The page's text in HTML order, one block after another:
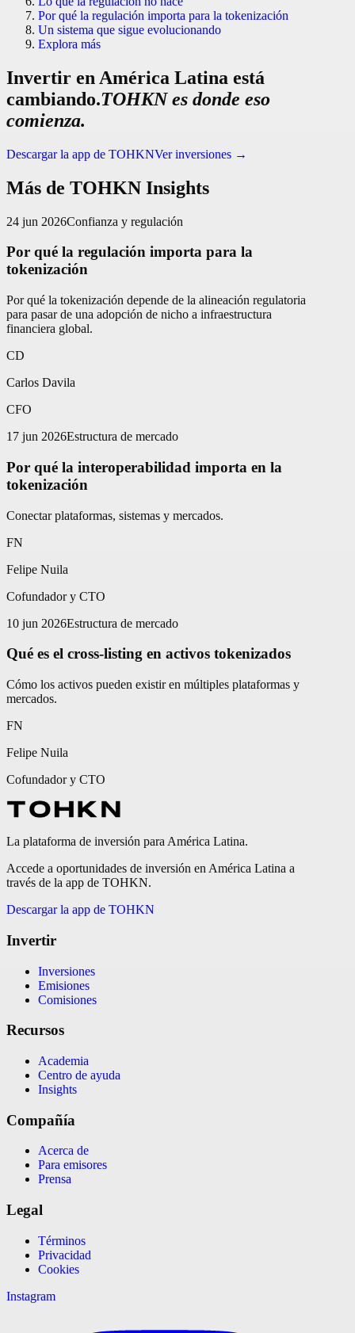
Por qué la regulación importa para la tokenización
Un sistema que sigue evolucionando
Explora más
Invertir en América Latina está
cambiando.TOHKN es donde eso
comienza.
Descargar la app de TOHKNVer inversiones →
Más de TOHKN Insights
24 jun 2026Confianza y regulación
Por qué la regulación importa para la
tokenización
Por qué la tokenización depende de la alineación regulatoria
para pasar de una adopción de nicho a infraestructura
financiera global.
CD
Carlos Davila
CFO
17 jun 2026Estructura de mercado
Por qué la interoperabilidad importa en la
tokenización
Conectar plataformas, sistemas y mercados.
FN
Felipe Nuila
Cofundador y CTO
10 jun 2026Estructura de mercado
Qué es el cross-listing en activos tokenizados
Cómo los activos pueden existir en múltiples plataformas y
mercados.
FN
Felipe Nuila
Cofundador y CTO
La plataforma de inversión para América Latina.
Accede a oportunidades de inversión en América Latina a
través de la app de TOHKN.
Descargar la app de TOHKN
Invertir
Inversiones
Emisiones
Comisiones
Recursos
Academia
Centro de ayuda
Insights
Compañía
Acerca de
Para emisores
Prensa
Legal
Términos
Privacidad
Cookies
Instagram